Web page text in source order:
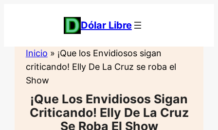
Dólar Libre
Inicio » ¡Que los Envidiosos sigan
criticando! Elly De La Cruz se roba el
Show
¡Que Los Envidiosos Sigan
Criticando! Elly De La Cruz
Se Roba El Show